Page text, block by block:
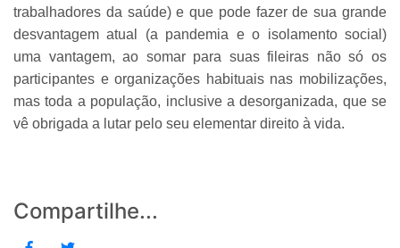
trabalhadores da saúde) e que pode fazer de sua grande
desvantagem atual (a pandemia e o isolamento social)
uma vantagem, ao somar para suas fileiras não só os
participantes e organizações habituais nas mobilizações,
mas toda a população, inclusive a desorganizada, que se
vê obrigada a lutar pelo seu elementar direito à vida.
Compartilhe...